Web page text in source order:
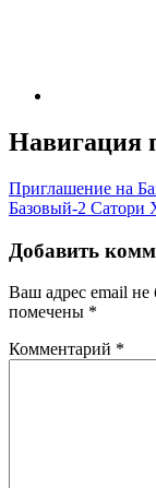
Навигация
Приглашение на
Базовый-2
Добавить
Ваш адрес email не
помечены *
Комментарий *